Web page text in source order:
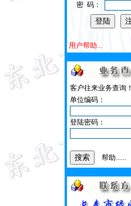
密 码：
用户帮助...
客户往来业务查询！
单位编码：
登陆密码：
帮助......